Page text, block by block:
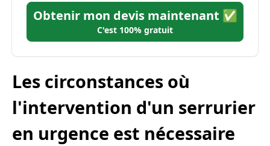
Obtenir mon devis maintenant ✅
C'est 100% gratuit
Les circonstances où
l'intervention d'un serrurier
en urgence est nécessaire